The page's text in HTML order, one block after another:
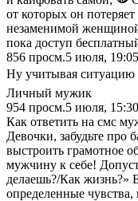
от которых он
незаменимой
пока доступ
856 просм.5 июля, 19:05
Ну учитывая
Личный мужик
954 просм.5 июля, 15:30
Как ответить на смс
Девочки, забудьте про
выстроить грамотное
мужчину к себе!
делаешь?/Как жизнь?»
определенные чувства,